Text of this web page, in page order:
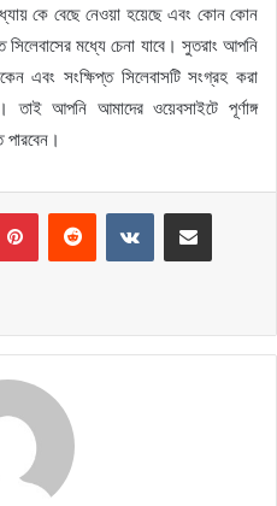
কে বেছে নেওয়া হয়েছে এবং কোন কোন
মধ্যে চেনা যাবে। সুতরাং আপনি
এবং সংক্ষিপ্ত সিলেবাসটি সংগ্রহ করা
আপনি আমাদের ওয়েবসাইটে পূর্ণাঙ্গ
পারবেন।
PinterestReddit VKontakteShare via Email